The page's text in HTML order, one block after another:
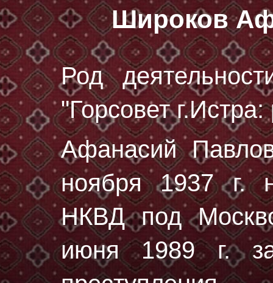
Широков
Род
"Горсовет
Афанасий
ноября 1937 г.
НКВД под
июня 1989 г. за